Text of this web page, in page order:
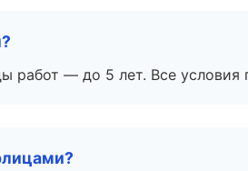
работ — до 5 лет. Все условия